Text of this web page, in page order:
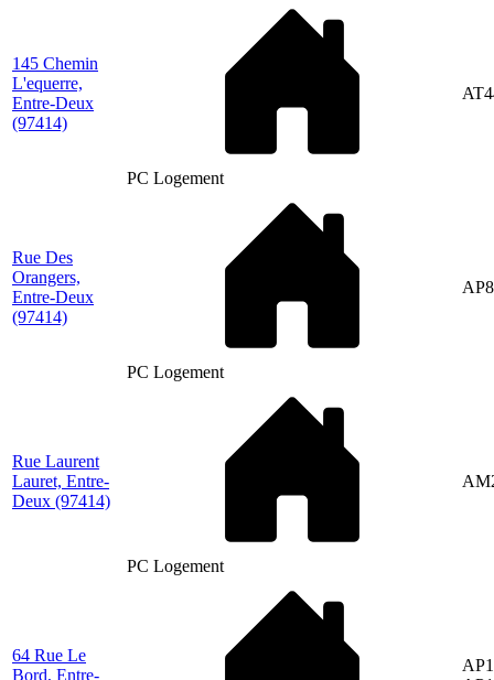
145 Chemin
L'equerre,
Entre-Deux
(97414)
PC Logement
Rue Des
Orangers,
Entre-Deux
(97414)
PC Logement
Rue Laurent
Lauret, Entre-
Deux (97414)
PC Logement
64 Rue Le
Bord, Entre-